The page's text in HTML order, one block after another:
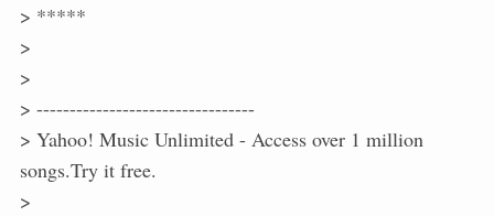
> *****
>
>
> ---------------------------------
> Yahoo! Music Unlimited - Access over 1 million
songs.Try it free.
>